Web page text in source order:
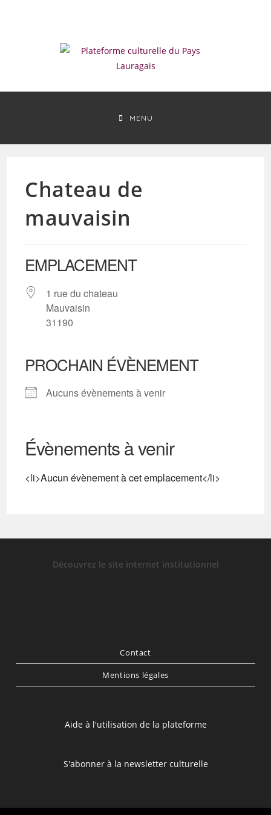
MENU
Chateau de
mauvaisin
EMPLACEMENT
1 rue du chateau
Mauvaisin
31190
PROCHAIN ÉVÈNEMENT
Aucuns évènements à venir
Évènements à venir
<li>Aucun évènement à cet emplacement</li>
Découvrez le site internet institutionnel
Contact
Mentions légales
Aide à l'utilisation de la plateforme
S'abonner à la newsletter culturelle